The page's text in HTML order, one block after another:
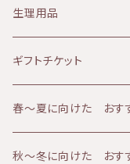
華布
山燕庵
AMBESSA & CO（アン
yuica（ユイカ）
ニキビ肌
くすみ肌
アトピー肌
エイジング肌
シャンプー
シャワーアイテム
メンズケア
冷え
30代
40代
50代
60代
ミルククレンジング
化粧水
オイル
バーム
クリーム
生理用品
ギフトチケット
フェイシャルコース
60分コース
ボディコース
春〜夏に向けた おすす
秋～冬に向けた おすす